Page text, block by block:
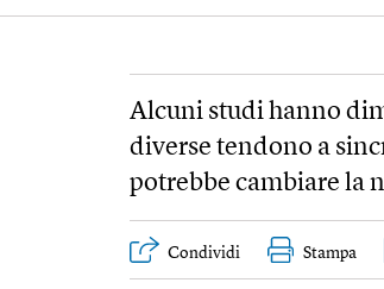
Alcuni studi hanno
diverse tendono a
potrebbe cambiare la
Condividi Stampa